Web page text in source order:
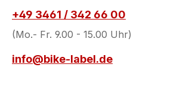
+49 3461 / 342 66 00
(Mo.- Fr. 9.00 - 15.00 Uhr)
info@bike-label.de